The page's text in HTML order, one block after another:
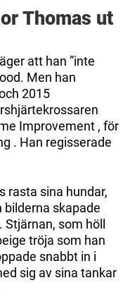
Thomas ut
att han ”inte
Men han
2015
Improvement , för
. Han regisserade
rasta sina hundar,
skapade
som höll
tröja som han
snabbt in i
sig av sina tankar